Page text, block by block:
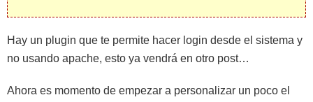
Hay un plugin que te permite hacer login desde el sistema y
no usando apache, esto ya vendrá en otro post…
Ahora es momento de empezar a personalizar un poco el